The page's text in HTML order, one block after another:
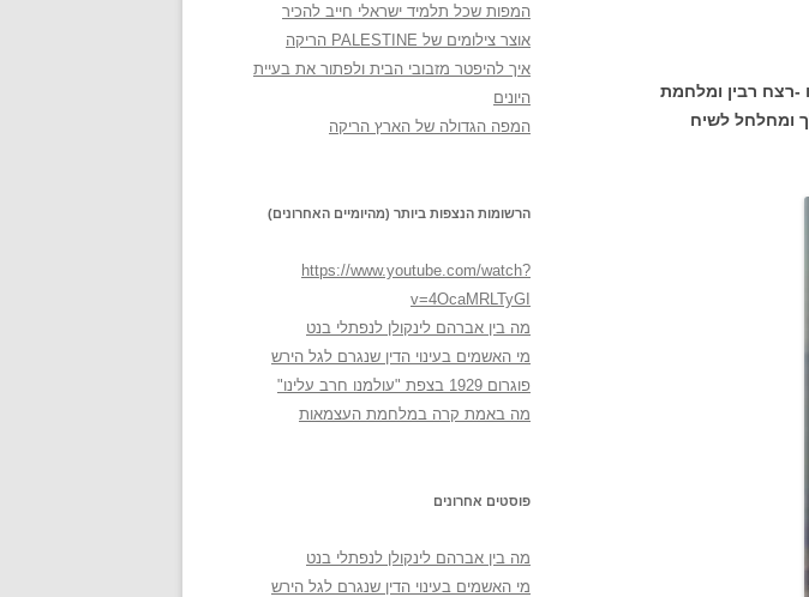
-רצח רבין ומלחמת
ומחלחל לשיח
המפות שכל תלמיד ישראלי חייב להכיר
אוצר צילומים של PALESTINE הריקה
איך להיפטר מזבובי הבית ולפתור את בעיית
היונים
המפה הגדולה של הארץ הריקה
הרשומות הנצפות ביותר (מהיומיים האחרונים)
https://www.youtube.com/watch?
v=4OcaMRLTyGI
מה בין אברהם לינקולן לנפתלי בנט
מי האשמים בעינוי הדין שנגרם לגל הירש
פוגרום 1929 בצפת "עולמנו חרב עלינו"
מה באמת קרה במלחמת העצמאות
פוסטים אחרונים
מה בין אברהם לינקולן לנפתלי בנט
מי האשמים בעינוי הדין שנגרם לגל הירש